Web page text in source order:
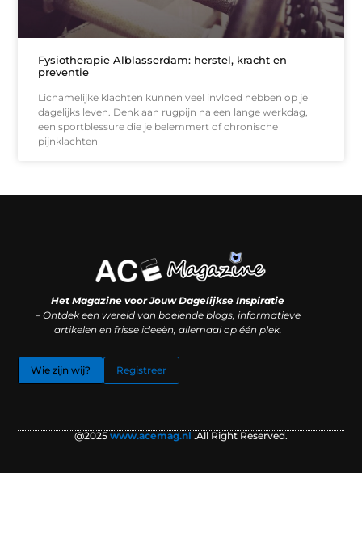
Fysiotherapie Alblasserdam: herstel, kracht en
preventie
Lichamelijke klachten kunnen veel invloed hebben op je
dagelijks leven. Denk aan rugpijn na een lange werkdag,
een sportblessure die je belemmert of chronische
pijnklachten
Het Magazine voor Jouw Dagelijkse Inspiratie
– Ontdek een wereld van boeiende blogs, informatieve
artikelen en frisse ideeën, allemaal op één plek.
Wie zijn wij? Registreer
@2025www.acemag.nl .All Right Reserved.